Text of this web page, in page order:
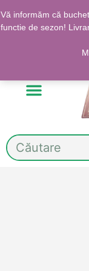
Vă informăm că
functie de sezon!
to
content
🌸Livrare
Search